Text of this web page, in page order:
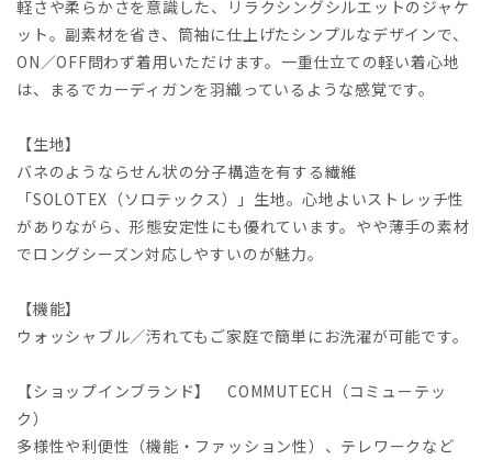
軽さや柔らかさを意識した、リラクシングシルエットのジャケ
ット。副素材を省き、筒袖に仕上げたシンプルなデザインで、
ON／OFF問わず着用いただけます。一重仕立ての軽い着心地
は、まるでカーディガンを羽織っているような感覚です。
【生地】
バネのようならせん状の分子構造を有する繊維
「SOLOTEX（ソロテックス）」生地。心地よいストレッチ性
がありながら、形態安定性にも優れています。やや薄手の素材
でロングシーズン対応しやすいのが魅力。
【機能】
ウォッシャブル／汚れてもご家庭で簡単にお洗濯が可能です。
【ショップインブランド】 COMMUTECH（コミューテッ
ク）
多様性や利便性（機能・ファッション性）、テレワークなど